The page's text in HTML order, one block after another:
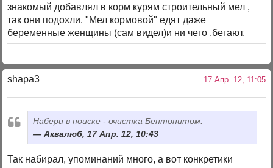
знакомый добавлял в корм курям строительный мел ,
так они подохли. "Мел кормовой" едят даже
беременные женщины (сам видел)и ни чего ,бегают.
shapa3 17 Апр. 12, 11:05
Набери в поиске - очистка Бентонитом.
Аквалюб, 17 Апр. 12, 10:43
Так набирал, упоминаний много, а вот конкретики